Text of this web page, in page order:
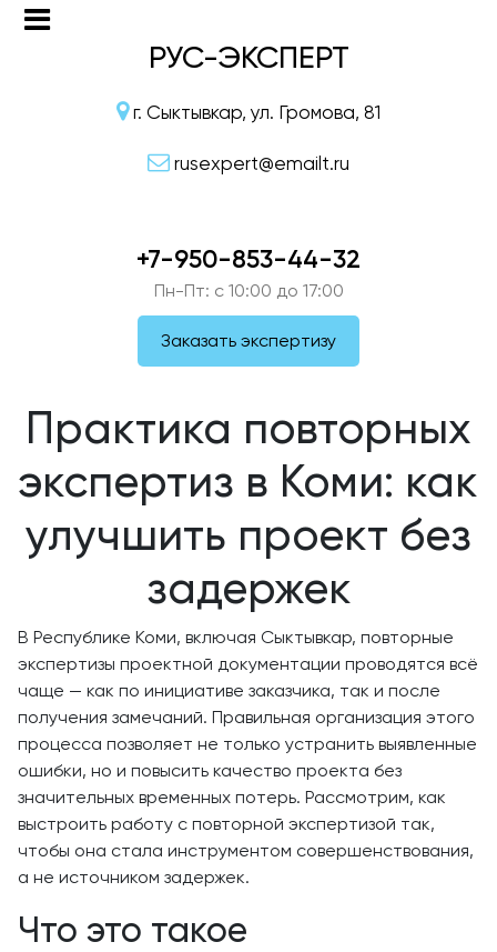
РУС-ЭКСПЕРТ
г. Сыктывкар, ул. Громова, 81
rusexpert@emailt.ru
+7-950-853-44-32
Пн-Пт: c 10:00 до 17:00
Заказать экспертизу
Практика повторных
экспертиз в Коми: как
улучшить проект без
задержек
В Республике Коми, включая Сыктывкар, повторные
экспертизы проектной документации проводятся всё
чаще — как по инициативе заказчика, так и после
получения замечаний. Правильная организация этого
процесса позволяет не только устранить выявленные
ошибки, но и повысить качество проекта без
значительных временных потерь. Рассмотрим, как
выстроить работу с повторной экспертизой так,
чтобы она стала инструментом совершенствования,
а не источником задержек.
Что это такое